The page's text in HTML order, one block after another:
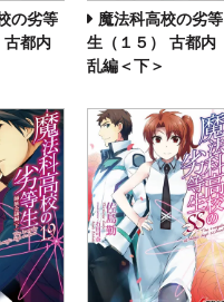
の劣等
古都内
魔法科高校の劣等
生（１５） 古都内
乱編＜下＞